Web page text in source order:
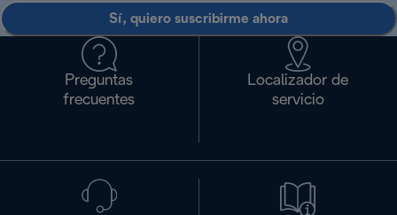
Sí, quiero suscribirme ahora
Preguntas
frecuentes
Localizador de
servicio